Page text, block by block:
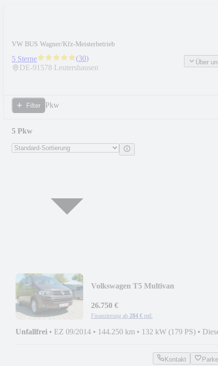
VW BUS Wagner/Kfz-Meisterbetrieb
5 Sterne (30)
DE-91578 Leutershausen
Über
Filter Pkw
5 Pkw
Volkswagen T5 Multivan
26.750 €
Finanzierung ab 284 € mtl.
Unfallfrei • EZ 09/2014 • 144.250 km • 132 kW (179 PS) •
Kontakt